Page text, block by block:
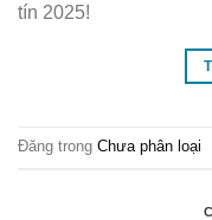
tín 2025!
Đăng trong Chưa phân loại